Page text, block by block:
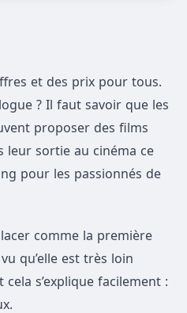
et des prix pour tous.
? Il faut savoir que les
proposer des films
leur sortie au cinéma ce
pour les passionnés de
comme la première
qu’elle est très loin
s’explique facilement :